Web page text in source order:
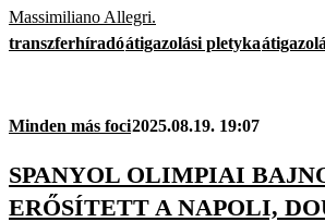
Massimiliano Allegri.
transzferhíradóátigazolási pletyka
Minden más foci2025.08.19. 19:07
SPANYOL OLIMPIAI
ERŐSÍTETT A NAPOLI,